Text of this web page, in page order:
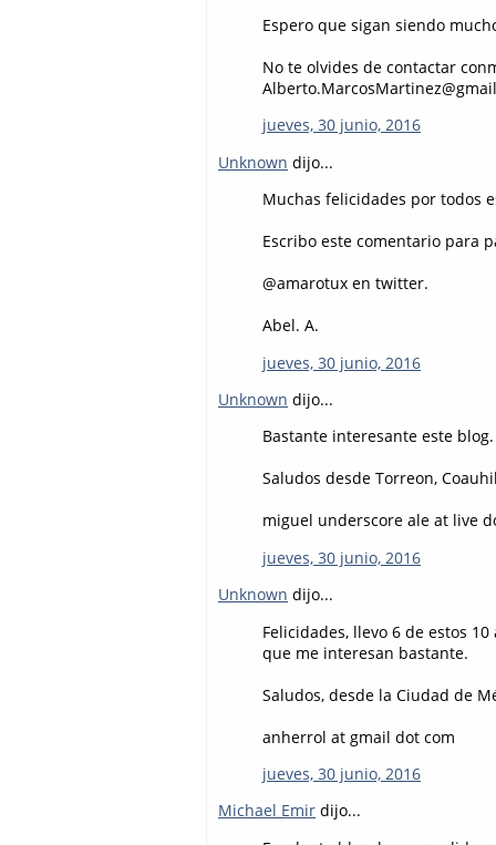
Espero que sigan siendo
No te olvides de contactar
jueves, 30 junio, 2016
Unknown dijo...
Muchas felicidades por todos
Escribo este comentario para
@amarotux en twitter.
Abel. A.
jueves, 30 junio, 2016
Unknown dijo...
Bastante interesante este
Saludos desde Torreon,
miguel underscore ale at live
jueves, 30 junio, 2016
Unknown dijo...
Felicidades, llevo 6 de estos
que me interesan bastante.
Saludos, desde la Ciudad de
anherrol at gmail dot com
jueves, 30 junio, 2016
Michael Emir dijo...